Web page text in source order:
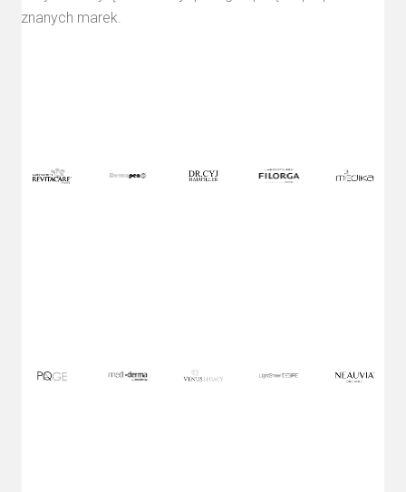
uznanych marek.
Laboratoire
revitacare